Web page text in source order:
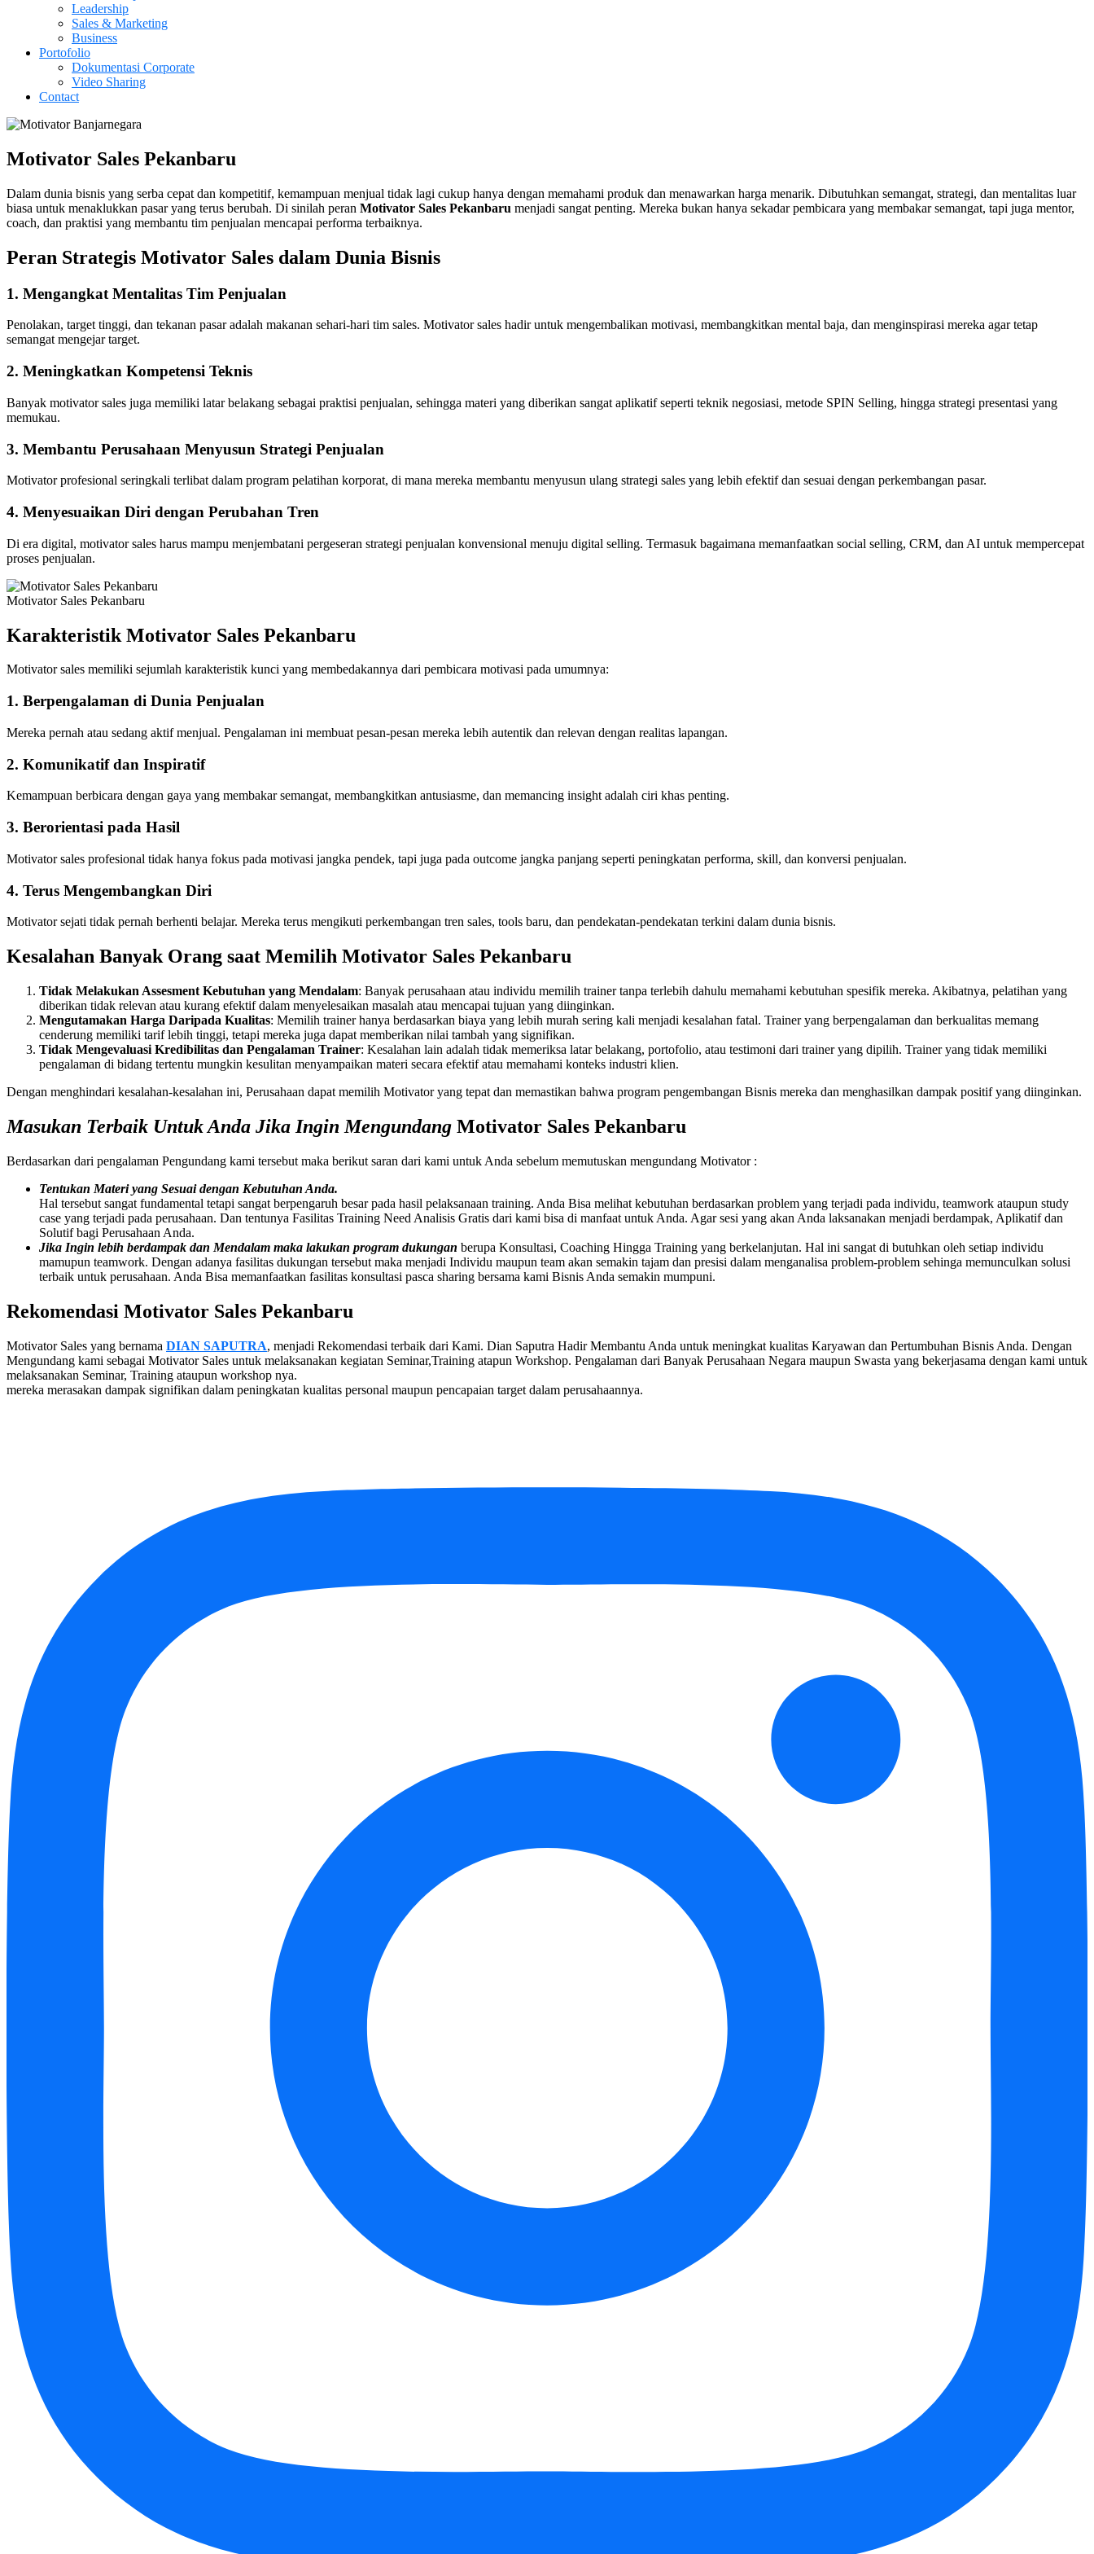
Leadership
Sales & Marketing
Business
Portofolio
Dokumentasi Corporate
Video Sharing
Contact
Motivator Sales Pekanbaru
Dalam dunia bisnis yang serba cepat dan kompetitif, kemampuan menjual tidak lagi cukup hanya dengan memahami produk dan menawarkan harga menarik. Dibutuhkan semangat, strategi, dan mentalitas luar
biasa untuk menaklukkan pasar yang terus berubah. Di sinilah peran Motivator Sales Pekanbaru menjadi sangat penting. Mereka bukan hanya sekadar pembicara yang membakar semangat, tapi juga mentor,
coach, dan praktisi yang membantu tim penjualan mencapai performa terbaiknya.
Peran Strategis Motivator Sales dalam Dunia Bisnis
1. Mengangkat Mentalitas Tim Penjualan
Penolakan, target tinggi, dan tekanan pasar adalah makanan sehari-hari tim sales. Motivator sales hadir untuk mengembalikan motivasi, membangkitkan mental baja, dan menginspirasi mereka agar tetap
semangat mengejar target.
2. Meningkatkan Kompetensi Teknis
Banyak motivator sales juga memiliki latar belakang sebagai praktisi penjualan, sehingga materi yang diberikan sangat aplikatif seperti teknik negosiasi, metode SPIN Selling, hingga strategi presentasi yang
memukau.
3. Membantu Perusahaan Menyusun Strategi Penjualan
Motivator profesional seringkali terlibat dalam program pelatihan korporat, di mana mereka membantu menyusun ulang strategi sales yang lebih efektif dan sesuai dengan perkembangan pasar.
4. Menyesuaikan Diri dengan Perubahan Tren
Di era digital, motivator sales harus mampu menjembatani pergeseran strategi penjualan konvensional menuju digital selling. Termasuk bagaimana memanfaatkan social selling, CRM, dan AI untuk mempercepat
proses penjualan.
Motivator Sales Pekanbaru
Karakteristik Motivator Sales Pekanbaru
Motivator sales memiliki sejumlah karakteristik kunci yang membedakannya dari pembicara motivasi pada umumnya:
1. Berpengalaman di Dunia Penjualan
Mereka pernah atau sedang aktif menjual. Pengalaman ini membuat pesan-pesan mereka lebih autentik dan relevan dengan realitas lapangan.
2. Komunikatif dan Inspiratif
Kemampuan berbicara dengan gaya yang membakar semangat, membangkitkan antusiasme, dan memancing insight adalah ciri khas penting.
3. Berorientasi pada Hasil
Motivator sales profesional tidak hanya fokus pada motivasi jangka pendek, tapi juga pada outcome jangka panjang seperti peningkatan performa, skill, dan konversi penjualan.
4. Terus Mengembangkan Diri
Motivator sejati tidak pernah berhenti belajar. Mereka terus mengikuti perkembangan tren sales, tools baru, dan pendekatan-pendekatan terkini dalam dunia bisnis.
Kesalahan Banyak Orang saat Memilih Motivator Sales Pekanbaru
Tidak Melakukan Assesment Kebutuhan yang Mendalam: Banyak perusahaan atau individu memilih trainer tanpa terlebih dahulu memahami kebutuhan spesifik mereka. Akibatnya, pelatihan yang
diberikan tidak relevan atau kurang efektif dalam menyelesaikan masalah atau mencapai tujuan yang diinginkan.
Mengutamakan Harga Daripada Kualitas: Memilih trainer hanya berdasarkan biaya yang lebih murah sering kali menjadi kesalahan fatal. Trainer yang berpengalaman dan berkualitas memang
cenderung memiliki tarif lebih tinggi, tetapi mereka juga dapat memberikan nilai tambah yang signifikan.
Tidak Mengevaluasi Kredibilitas dan Pengalaman Trainer: Kesalahan lain adalah tidak memeriksa latar belakang, portofolio, atau testimoni dari trainer yang dipilih. Trainer yang tidak memiliki
pengalaman di bidang tertentu mungkin kesulitan menyampaikan materi secara efektif atau memahami konteks industri klien.
Dengan menghindari kesalahan-kesalahan ini, Perusahaan dapat memilih Motivator yang tepat dan memastikan bahwa program pengembangan Bisnis mereka dan menghasilkan dampak positif yang diinginkan.
Masukan Terbaik Untuk Anda Jika Ingin Mengundang Motivator Sales Pekanbaru
Berdasarkan dari pengalaman Pengundang kami tersebut maka berikut saran dari kami untuk Anda sebelum memutuskan mengundang Motivator :
Tentukan Materi yang Sesuai dengan Kebutuhan Anda.
Hal tersebut sangat fundamental tetapi sangat berpengaruh besar pada hasil pelaksanaan training. Anda Bisa melihat kebutuhan berdasarkan problem yang terjadi pada individu, teamwork ataupun study
case yang terjadi pada perusahaan. Dan tentunya Fasilitas Training Need Analisis Gratis dari kami bisa di manfaat untuk Anda. Agar sesi yang akan Anda laksanakan menjadi berdampak, Aplikatif dan
Solutif bagi Perusahaan Anda.
Jika Ingin lebih berdampak dan Mendalam maka lakukan program dukungan berupa Konsultasi, Coaching Hingga Training yang berkelanjutan. Hal ini sangat di butuhkan oleh setiap individu
mamupun teamwork. Dengan adanya fasilitas dukungan tersebut maka menjadi Individu maupun team akan semakin tajam dan presisi dalam menganalisa problem-problem sehinga memunculkan solusi
terbaik untuk perusahaan. Anda Bisa memanfaatkan fasilitas konsultasi pasca sharing bersama kami Bisnis Anda semakin mumpuni.
Rekomendasi Motivator Sales Pekanbaru
Motivator Sales yang bernama DIAN SAPUTRA, menjadi Rekomendasi terbaik dari Kami. Dian Saputra Hadir Membantu Anda untuk meningkat kualitas Karyawan dan Pertumbuhan Bisnis Anda. Dengan
Mengundang kami sebagai Motivator Sales untuk melaksanakan kegiatan Seminar,Training atapun Workshop. Pengalaman dari Banyak Perusahaan Negara maupun Swasta yang bekerjasama dengan kami untuk
melaksanakan Seminar, Training ataupun workshop nya.
mereka merasakan dampak signifikan dalam peningkatan kualitas personal maupun pencapaian target dalam perusahaannya.